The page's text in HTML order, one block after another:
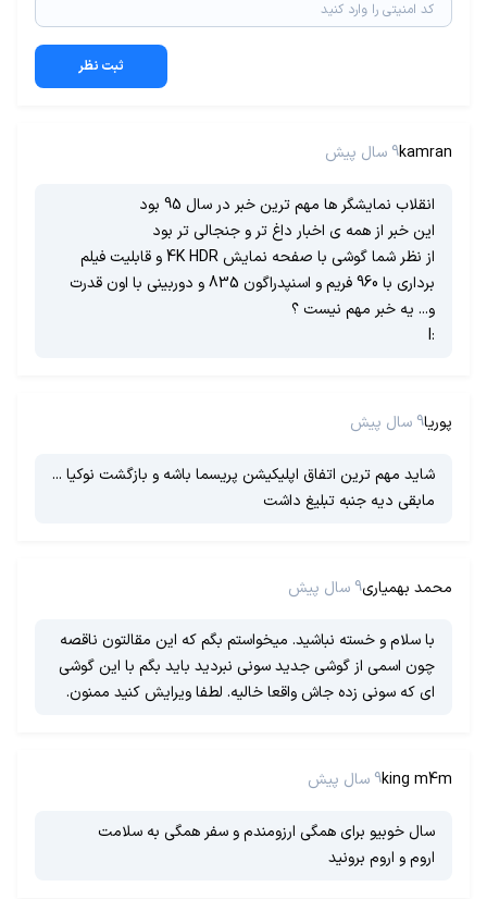
ثبت نظر
kamran9 سال پیش
انقلاب نمایشگر ها مهم ترین خبر در سال 95 بود
این خبر از همه ی اخبار داغ تر و جنجالی تر بود
از نظر شما گوشی با صفحه نمایش 4K HDR و قابلیت فیلم
برداری با 960 فریم و اسنپدراگون 835 و دوربینی با اون قدرت
و... یه خبر مهم نیست ؟
:I
پوریا9 سال پیش
شاید مهم ترین اتفاق اپلیکیشن پریسما باشه و بازگشت نوکیا ...
مابقی دیه جنبه تبلیغ داشت
محمد بهمیاری9 سال پیش
با سلام و خسته نباشید. میخواستم بگم که این مقالتون ناقصه
چون اسمی از گوشی جدید سونی نبردید باید بگم با این گوشی
ای که سونی زده جاش واقعا خالیه. لطفا ویرایش کنید ممنون.
king m4m9 سال پیش
سال خوبیو برای همگی ارزومندم و سفر همگی به سلامت
اروم و اروم برونید